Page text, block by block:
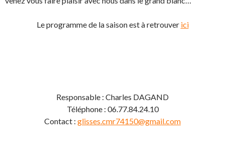
Le programme de la saison est à retrouver ici
Responsable : Charles DAGAND
Téléphone : 06.77.84.24.10
Contact : glisses.cmr74150@gmail.com